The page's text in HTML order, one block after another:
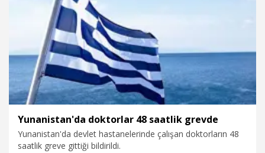
18.11.2025 Dünya
Yunanistan'da doktorlar 48 saatlik grevde
Yunanistan'da devlet hastanelerinde çalışan doktorların 48
saatlik greve gittiği bildirildi.